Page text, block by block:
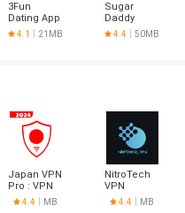
3Fun
Dating App
- Meet
Curious
4.1 21MB
Sugar
Daddy
Dating App
- Sudy
4.4 50MB
Japan VPN
Pro : VPN
For Japan
4.4 MB
NitroTech
VPN
4.4 MB